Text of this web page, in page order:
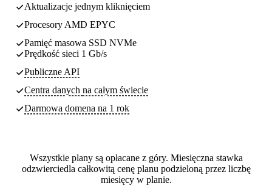
Aktualizacje jednym kliknięciem
Procesory AMD EPYC
Pamięć masowa SSD NVMe
Prędkość sieci 1 Gb/s
Publiczne API
Centra danych na całym świecie
Darmowa domena na 1 rok
Wszystkie plany są opłacane z góry. Miesięczna stawka
odzwierciedla całkowitą cenę planu podzieloną przez liczbę
miesięcy w planie.